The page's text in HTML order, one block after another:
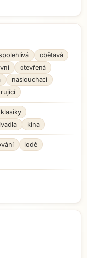
obětavá
otevřená
naslouchací
kina
lodě